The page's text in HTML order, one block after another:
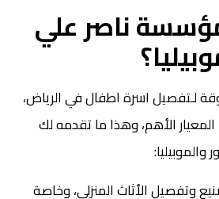
مؤسسة ناصر علي
لـتفصيل اسرة اطفال في الرياض،
الأهم، وهذا ما تقدمه لك
وتفصيل الأثاث المنزلي، وخاصة